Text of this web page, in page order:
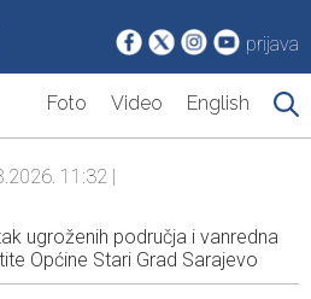
prijava
Foto Video English
11:32 |
ugroženih područja i vanredna
Općine Stari Grad Sarajevo